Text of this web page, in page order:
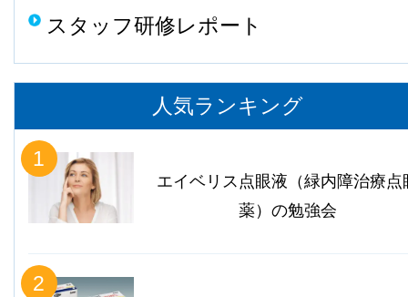
スタッフ研修レポート
人気ランキング
1
エイベリス点眼液（緑内障治療点
薬）の勉強会
2